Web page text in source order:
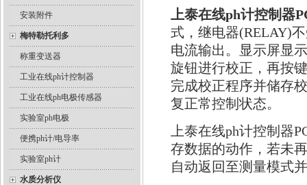
安装附件
梅特勒托利多
称重变送器
工业在线ph计控制器
工业在线ph电极传感器
实验室ph电极
便携ph计/电导率
实验室ph计
水质分析仪
上泰在线ph计控制器
式，继电器(RELAY)
电流输出。显示屏显
旋钮进行校正，再按
完成校正程序并储存
复正常控制状态。
上泰在线ph计控制器
存数据的动作，若未
自动返回至测量模式